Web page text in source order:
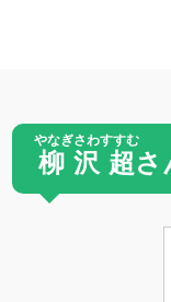
柳沢超
やなぎさわすすむ
さ